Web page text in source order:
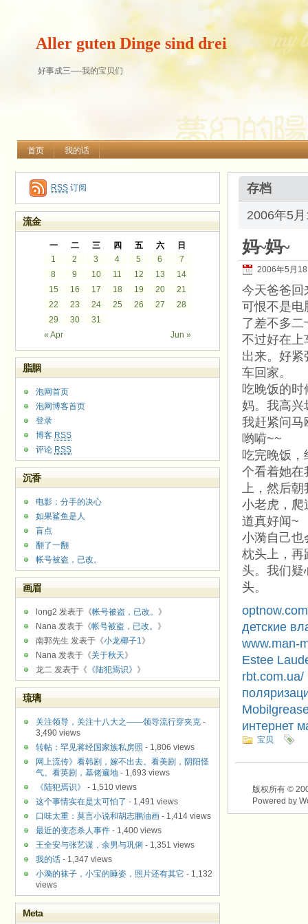
Aller guten Dinge sind drei
好事成三—-我的宝贝们
首页 我的话
存档
2006年5
妈~妈~
2006年5月
今天爸爸回
可恨不是电
了差不多
不过好在上
出来。好
车回家。
吃晚饭的时
妈。我高兴
我赶紧问马
哟嗬~~
吃完晚饭，
个看着她在
上，然后朝
小老虎，爬
道真好闻~
小漪自己也
枕头上，再
头。我们
头。
детские
www.man-
Estee
rbt.com.ua/
интернет
宝贝
版权所有 ©
Powered by
RSS 订阅
流金
一 二 三 四 五 六 日
« Apr Jun »
1 2 3 4 5 6
7
8
9 10 11 12 13
14
15
16 17 18 19 20
21
22
23 24 25 26 27
28
29
30 31
脂胭
泡网首页
泡网博客首页
登录
博客 RSS
评论 RSS
沉香
电影：分手的决心
如果鲨鱼是人
盲点
翻了一翻
帐号被盗，已改。
画眉
long2 发表于《帐号被盗，已改。 》
Nana 发表于《帐号被盗，已改。 》
南郭先生 发表于《小龙椰子1》
Nana 发表于《关于秋天》
龙二 发表于《 《陆犯焉识》 》
琉璃
关注领导，关注十八大之——领导流行穿夹克 -
3,490 views
转帖：罕见蒋经国家族私房照 - 1,806 views
网上流传》看韩剧，嫁不出去。看美剧，阴阳怪
气。看英剧，基佬遍地 - 1,693 views
《陆犯焉识》
- 1,510 views
这个事情实在是太可怕了 - 1,491 views
口味太重：莫言小说和胡志鹏油画 - 1,414 views
最近的变态杀人事件 - 1,400 views
王全安与张艺谋，余男与巩俐 - 1,351 views
我的话 - 1,347 views
小漪的袜子，小宝的睡姿，照片还有其它 - 1,132
views
Meta